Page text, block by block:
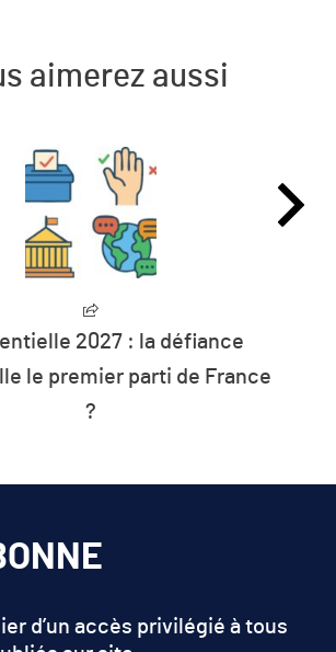
aimerez aussi
vit désormais à crédit sur
ressources de la planète
d’un accès privilégié à tous